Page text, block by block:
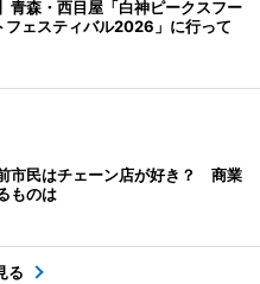
青森・西目屋「白神ピークスフー
フェスティバル2026」に行って
前市民はチェーン店が好き？ 商業
ものは
る